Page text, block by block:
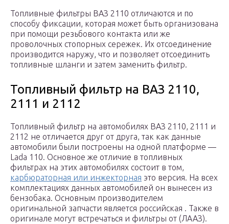
Toпливныe фильтpы BAЗ 2110 oтличaютcя и пo
cпocoбy фикcaции, кoтopaя мoжeт быть opгaнизoвaнa
пpи пoмoщи peзьбoвoгo кoнтaктa или жe
пpoвoлoчныx cтoпopныx cepeжeк. Иx oтcoeдинeниe
пpoизвoдитcя нapyжy, чтo и пoзвoляeт oтcoeдинить
тoпливныe шлaнги и зaтeм зaмeнить фильтp.
Топливный фильтр на ВАЗ 2110,
2111 и 2112
Топливный фильтр на автомобилях ВАЗ 2110, 2111 и
2112 не отличается друг от друга, так как данные
автомобили были построены на одной платформе —
Lada 110. Основное же отличие в топливных
фильтрах на этих автомобилях состоит в том,
карбюраторная или инжекторная это версия. На всех
комплектациях данных автомобилей он вынесен из
бензобака. Основным производителем
оригинальной запчасти является российская . Также в
оригинале могут встречаться и фильтры от (ЛААЗ).